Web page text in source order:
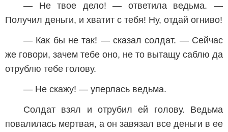
— Не твое дело! — ответила ведьма. —
Получил деньги, и хватит с тебя! Ну, отдай огниво!
— Как бы не так! — сказал солдат. — Сейчас
же говори, зачем тебе оно, не то вытащу саблю да
отрублю тебе голову.
— Не скажу! — уперлась ведьма.
Солдат взял и отрубил ей голову. Ведьма
повалилась мертвая, а он завязал все деньги в ее